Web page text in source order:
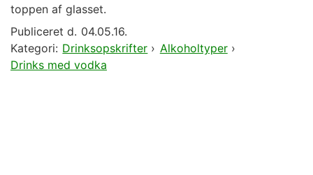
toppen af glasset.
Publiceret d. 04.05.16.
Kategori: Drinksopskrifter › Alkoholtyper›
Drinks med vodka